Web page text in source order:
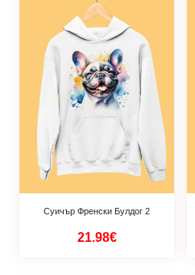
Суичър Френски Булдог 2
21.98€